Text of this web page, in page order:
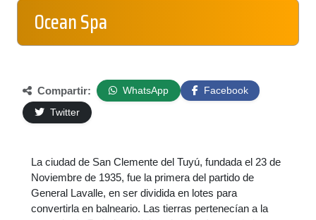
Ocean Spa
Compartir: WhatsApp
Facebook
Twitter
La ciudad de San Clemente del Tuyú, fundada el 23 de
Noviembre de 1935, fue la primera del partido de
General Lavalle, en ser dividida en lotes para
convertirla en balneario. Las tierras pertenecían a la